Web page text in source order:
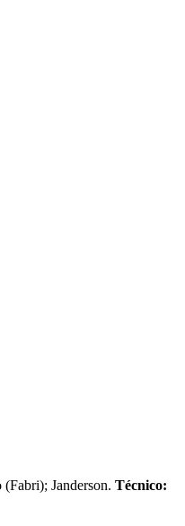
Janderson. Técnico: